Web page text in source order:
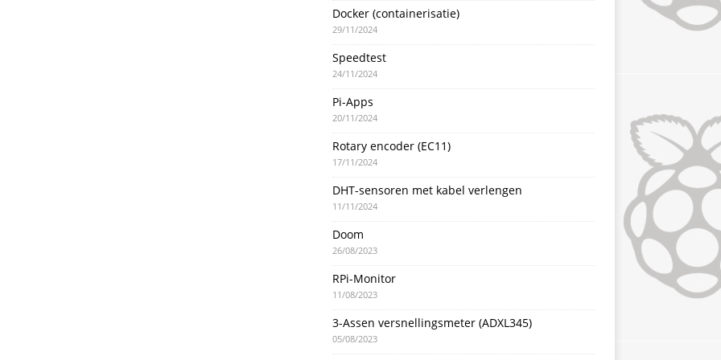
Docker (containerisatie)
29/11/2024
Speedtest
24/11/2024
Pi-Apps
20/11/2024
Rotary encoder (EC11)
17/11/2024
DHT-sensoren met kabel verlengen
11/11/2024
Doom
26/08/2023
RPi-Monitor
11/08/2023
3-Assen versnellingsmeter (ADXL345)
05/08/2023